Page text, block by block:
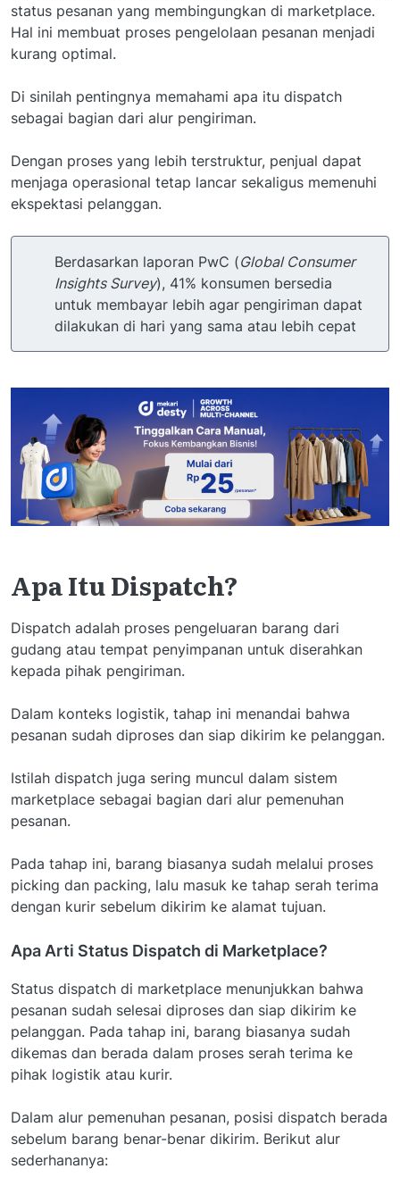
status pesanan yang membingungkan di marketplace.
Hal ini membuat proses pengelolaan pesanan menjadi
kurang optimal.
Di sinilah pentingnya memahami apa itu dispatch
sebagai bagian dari alur pengiriman.
Dengan proses yang lebih terstruktur, penjual dapat
menjaga operasional tetap lancar sekaligus memenuhi
ekspektasi pelanggan.
Berdasarkan laporan PwC (Global Consumer
Insights Survey), 41% konsumen bersedia
untuk membayar lebih agar pengiriman dapat
dilakukan di hari yang sama atau lebih cepat
Apa Itu Dispatch?
Dispatch adalah proses pengeluaran barang dari
gudang atau tempat penyimpanan untuk diserahkan
kepada pihak pengiriman.
Dalam konteks logistik, tahap ini menandai bahwa
pesanan sudah diproses dan siap dikirim ke pelanggan.
Istilah dispatch juga sering muncul dalam sistem
marketplace sebagai bagian dari alur pemenuhan
pesanan.
Pada tahap ini, barang biasanya sudah melalui proses
picking dan packing, lalu masuk ke tahap serah terima
dengan kurir sebelum dikirim ke alamat tujuan.
Apa Arti Status Dispatch di Marketplace?
Status dispatch di marketplace menunjukkan bahwa
pesanan sudah selesai diproses dan siap dikirim ke
pelanggan. Pada tahap ini, barang biasanya sudah
dikemas dan berada dalam proses serah terima ke
pihak logistik atau kurir.
Dalam alur pemenuhan pesanan, posisi dispatch berada
sebelum barang benar-benar dikirim. Berikut alur
sederhananya: